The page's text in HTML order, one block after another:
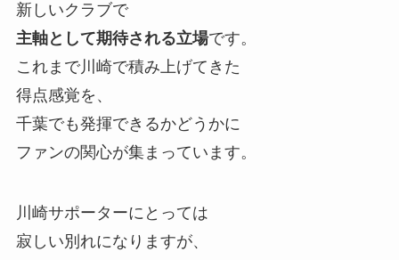
新しいクラブで
主軸として期待される立場です。
これまで川崎で積み上げてきた
得点感覚を、
千葉でも発揮できるかどうかに
ファンの関心が集まっています。
川崎サポーターにとっては
寂しい別れになりますが、